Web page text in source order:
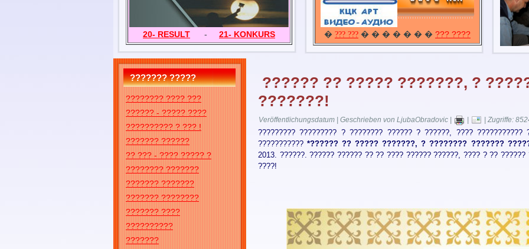
20- RESULT - 21- KONKURS � ??? ??? � � � � � � � ??? ????
??????? ?????
???????? ???? ???
?????? - ????? ????
?????????? ? ??? !
??????? ??????
?? ??? - ???? ????? ?
???????? ???????
??????? ???????
??????? ????????
??????? ????
??????????
???????
?????? ?? ????? ???????, ?
???????!
Veröffentlichungsdatum | Geschrieben von LjubaObradovic | | Zugriffe:
????????? ????????? ? ???????? ?????? ? ??????, ???? ???????????
??????????? *?????? ?? ????? ???????, ? ???????? ???????
2013. ??????. ?????? ?????? ?? ?? ???? ?????? ??????, ???? ? ?? ??????
????!